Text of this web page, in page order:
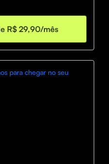
R$ 29,90/mês